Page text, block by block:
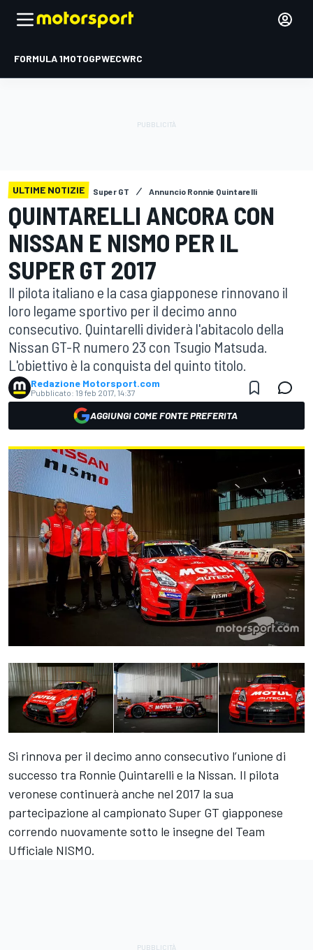
FORMULA 1MOTOGPWECWRC
ULTIME NOTIZIE Super GT Annuncio Ronnie Quintarelli
QUINTARELLI ANCORA CON
NISSAN E NISMO PER IL
SUPER GT 2017
Il pilota italiano e la casa giapponese rinnovano il
loro legame sportivo per il decimo anno
consecutivo. Quintarelli dividerà l'abitacolo della
Nissan GT-R numero 23 con Tsugio Matsuda.
L'obiettivo è la conquista del quinto titolo.
Redazione Motorsport.com
Pubblicato: 19 feb 2017, 14:37
AGGIUNGI COME FONTE PREFERITA
Si rinnova per il decimo anno consecutivo l’unione di
successo tra Ronnie Quintarelli e la Nissan. Il pilota
veronese continuerà anche nel 2017 la sua
partecipazione al campionato Super GT giapponese
correndo nuovamente sotto le insegne del Team
Ufficiale NISMO.